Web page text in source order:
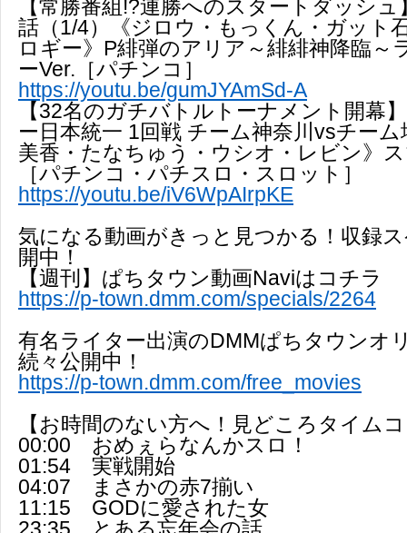
【常勝番組!?連勝へのスタートダッシュ
話（1/4）《ジロウ・もっくん・ガット
ロギー》P緋弾のアリア～緋緋神降臨～
ーVer.［パチンコ］
https://youtu.be/gumJYAmSd-A
【32名のガチバトルトーナメント開幕
ー日本統一 1回戦 チーム神奈川vsチー
美香・たなちゅう・ウシオ・レビン》
［パチンコ・パチスロ・スロット］
https://youtu.be/iV6WpAIrpKE
気になる動画がきっと見つかる！収録
開中！
【週刊】ぱちタウン動画Naviはコチラ
https://p-town.dmm.com/specials/2264
有名ライター出演のDMMぱちタウンオ
続々公開中！
https://p-town.dmm.com/free_movies
【お時間のない方へ！見どころタイム
00:00 おめぇらなんかスロ！
01:54 実戦開始
04:07 まさかの赤7揃い
11:15 GODに愛された女
23:35 とある忘年会の話